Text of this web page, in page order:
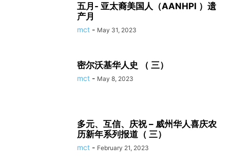
五月- 亚太裔美国人（AANHPI ）遗
产月
mct - May 31, 2023
密尔沃基华人史 （ 三）
mct - May 8, 2023
多元、互信、庆祝 – 威州华人喜庆农
历新年系列报道（ 三）
mct - February 21, 2023